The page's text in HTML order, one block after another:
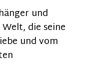
und
die seine
und vom